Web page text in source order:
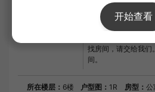
Kamata。房间设施
室和浴室烘干机。
自动上锁系统，您
找房间，请交给我们
间。
所在楼层： 6楼 户型图： 1R 房型： 公